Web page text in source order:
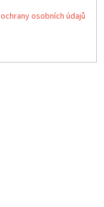
osobních údajů